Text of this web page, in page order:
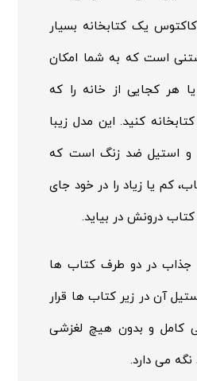
یک کتابخانه بسیار
است که به شما امکان
هر کجایی از خانه را که
کنید. این مدل زیبا
و استیل ضد زنگ است که
کم یا زیاد را در خود جای
درونش در بیاید.
و جذاب در دو طرف کتاب ها
آن در زیر کتاب ها قرار
کامل و بدون هیچ لغزشی
می دارد.